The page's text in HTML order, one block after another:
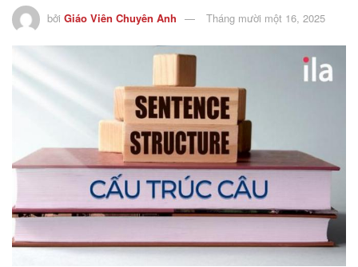
bởi Giáo Viên Chuyên Anh Tháng mười một 16, 2025